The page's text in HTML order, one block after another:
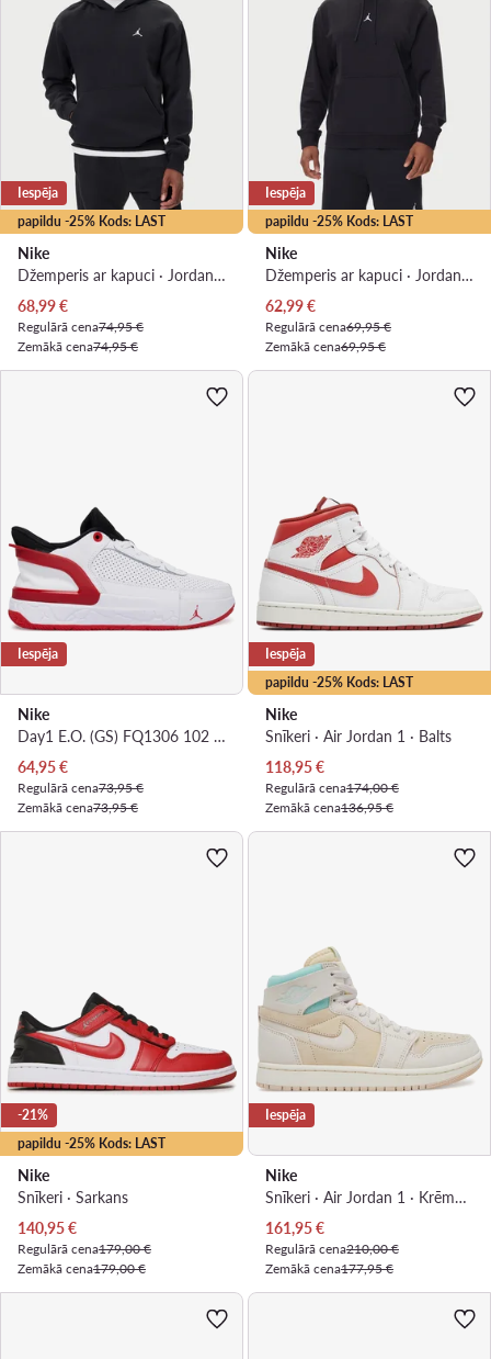
papildu -25% Kods: LAST
Iespēja
Nike
Džemperis ar kapuci · Jordan · Melns
Pašreizējā cena
68,99€
Regulārā cena74,95 €
Zemākā cena74,95 €
papildu -25% Kods: LAST
Iespēja
Nike
Džemperis ar kapuci · Jordan · Melns
Pašreizējā cena
62,99€
Regulārā cena69,95 €
Zemākā cena69,95 €
Iespēja
Nike
Day1 E.O. (GS) FQ1306 102 · Basketbola apavi
Pašreizējā cena
64,95€
Regulārā cena73,95 €
Zemākā cena73,95 €
papildu -25% Kods: LAST
Iespēja
Nike
Snīkeri · Air Jordan 1 · Balts
Pašreizējā cena
118,95€
Regulārā cena174,00 €
Zemākā cena136,95 €
papildu -25% Kods: LAST
-21%
Nike
Snīkeri · Sarkans
Pašreizējā cena
140,95€
Regulārā cena179,00 €
Zemākā cena179,00 €
Iespēja
Nike
Snīkeri · Air Jordan 1 · Krēmkrāsas
Pašreizējā cena
161,95€
Regulārā cena210,00 €
Zemākā cena177,95 €